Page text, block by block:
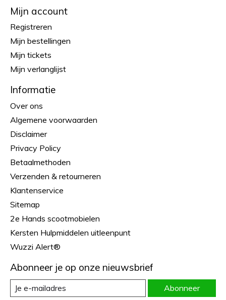
Mijn account
Registreren
Mijn bestellingen
Mijn tickets
Mijn verlanglijst
Informatie
Over ons
Algemene voorwaarden
Disclaimer
Privacy Policy
Betaalmethoden
Verzenden & retourneren
Klantenservice
Sitemap
2e Hands scootmobielen
Kersten Hulpmiddelen uitleenpunt
Wuzzi Alert®
Abonneer je op onze nieuwsbrief
Abonneer